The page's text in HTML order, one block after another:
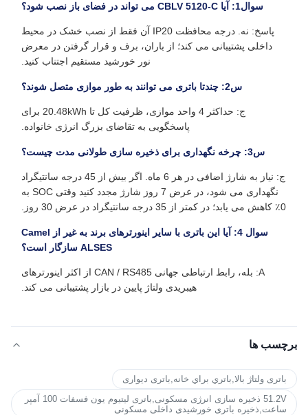
سوال1: آیا CBLV 5120-C می تواند در فضای باز نصب شود؟
پاسخ: نه. درجه محافظت IP20 آن فقط از نصب خشک در محیط
داخلی پشتیبانی می کند؛ از باران، برف و قرار گرفتن در معرض
نور خورشید مستقیم اجتناب کنید.
س2: چندتا باتری می توانند به طور موازی متصل شوند؟
ج: حداکثر 4 واحد موازی، ظرفیت کل تا 20.48kWh برای
پاسخگویی به تقاضای بزرگ انرژی خانواده.
س3: چرخه نگهداری برای ذخیره سازی طولانی مدت چیست؟
ج: نیاز به شارژ اضافی در هر 6 ماه. اگر بیش از 45 درجه سانتیگراد
نگهداری می شود، در عرض 7 روز شارژ مجدد کنید وقتی SOC به
0٪ کاهش می یابد؛ در کمتر از 35 درجه سانتیگراد در عرض 30 روز.
سوال 4: آیا این باتری با سایر اینورترهای برند به غیر از Camel
ALSES سازگار است؟
A: بله، رابط ارتباطی جهانی CAN / RS485 از اکثر اینورترهای
هیبریدی ولتاژ پایین در بازار پشتیبانی می کند.
برچسب ها
باتری ولتاژ بالا,باتري براي خانه,باتری دیواری
51.2V ذخیره سازی انرژی مسکونی,باتری لیتیوم یون فسفات 100 آمپر
ساعت,ذخیره باتری خورشیدی داخلی مسکونی